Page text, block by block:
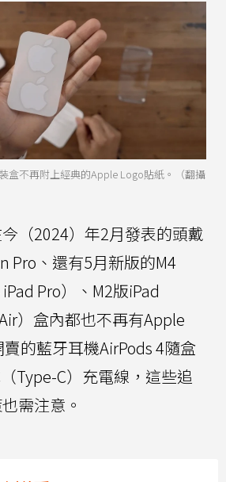
盒不再附上經典的Apple Logo貼紙。（翻攝
（2024）年2月發表的頭戴
Pro、還有5月新版的M4
Pro）、M2版iPad
）盒內都也不再有Apple
的藍牙耳機AirPods 4隨盒
Type-C）充電線，這些追
需注意。